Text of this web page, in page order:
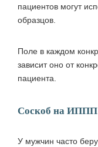
пациентов могут
образцов.
Поле в каждом
зависит оно от
пациента.
Соскоб на
У мужчин часто